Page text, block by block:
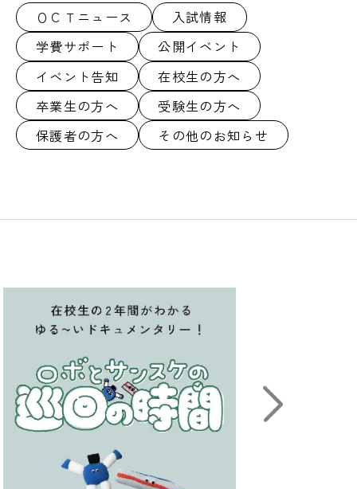
ＯＣＴニュース
入試情報
学費サポート
公開イベント
イベント告知
在校生の方へ
卒業生の方へ
受験生の方へ
保護者の方へ
その他のお知らせ